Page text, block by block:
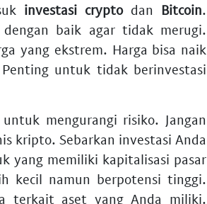
investasi cryptodan Bitcoin.
baik agar tidak merugi.
yang ekstrem. Harga bisa naik
untuk tidak berinvestasi
mengurangi risiko. Jangan
kripto. Sebarkan investasi Anda
yang memiliki kapitalisasi pasar
kecil namun berpotensi tinggi.
terkait aset yang Anda miliki.